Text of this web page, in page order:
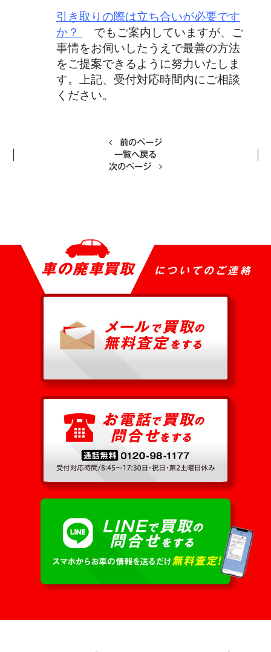
引き取りの際は立ち合いが必要です
か？
でもご案内していますが、ご
事情をお伺いしたうえで最善の方法
をご提案できるように努力いたしま
す。上記、受付対応時間内にご相談
ください。
前のページ
一覧へ戻る
次のページ
車の廃車買取 についてのご連絡